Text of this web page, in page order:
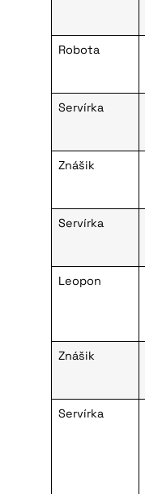
Robota
Servírka
Znášik
Servírka
Leopon
Znášik
Servírka